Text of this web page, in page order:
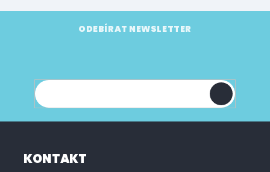
ODEBÍRAT NEWSLETTER
KONTAKT